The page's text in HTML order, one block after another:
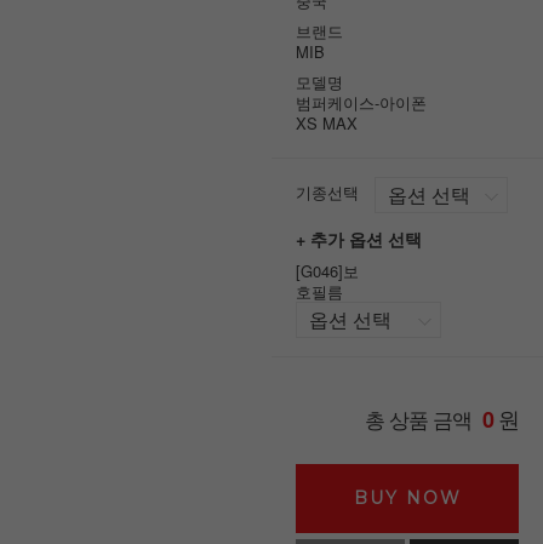
브랜드
MIB
모델명
범퍼케이스-아이폰
XS MAX
기종선택
+ 추가 옵션 선택
[G046]보
호필름
총 상품 금액 0원
BUY NOW